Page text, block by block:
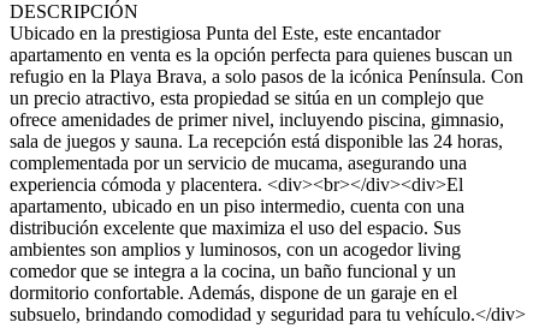
DESCRIPCIÓN
Ubicado en la prestigiosa Punta del Este, este encantador
apartamento en venta es la opción perfecta para quienes buscan un
refugio en la Playa Brava, a solo pasos de la icónica Península. Con
un precio atractivo, esta propiedad se sitúa en un complejo que
ofrece amenidades de primer nivel, incluyendo piscina, gimnasio,
sala de juegos y sauna. La recepción está disponible las 24 horas,
complementada por un servicio de mucama, asegurando una
experiencia cómoda y placentera. <div><br></div><div>El
apartamento, ubicado en un piso intermedio, cuenta con una
distribución excelente que maximiza el uso del espacio. Sus
ambientes son amplios y luminosos, con un acogedor living
comedor que se integra a la cocina, un baño funcional y un
dormitorio confortable. Además, dispone de un garaje en el
subsuelo, brindando comodidad y seguridad para tu vehículo.</div>